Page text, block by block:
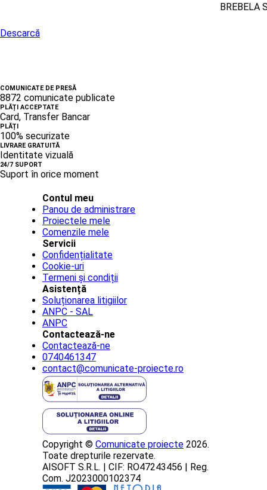
BREBELA
Descarcă
COMUNICATE DE PRESĂ
8872 comunicate publicate
PLĂȚI ACCEPTATE
Card, Transfer Bancar
PLĂȚI
100% securizate
LIVRARE GRATUITĂ
Identitate vizuală
24/7 SUPORT
Suport în orice moment
Contul meu
Panou de administrare
Proiectele mele
Comenzile mele
Servicii
Confidențialitate
Cookie-uri
Termeni și condiții
Asistență
Soluționarea litigiilor
ANPC - SAL
ANPC
Contactează-ne
Contactează-ne
0740461347
contact@comunicate-proiecte.ro
Copyright © Comunicate proiecte 2026.
Toate drepturile rezervate.
AISOFT S.R.L. | CIF: RO47243456 | Reg.
Com. J2023000102374